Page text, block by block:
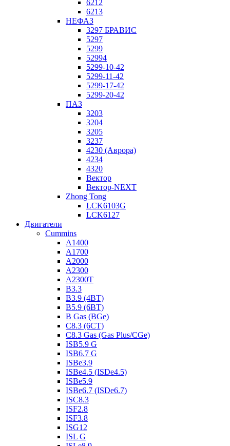
6212
6213
НЕФАЗ
3297 БРАВИС
5297
5299
52994
5299-10-42
5299-11-42
5299-17-42
5299-20-42
ПАЗ
3203
3204
3205
3237
4230 (Аврора)
4234
4320
Вектор
Вектор-NEXT
Zhong Tong
LCK6103G
LCK6127
Двигатели
Cummins
A1400
A1700
A2000
A2300
A2300T
B3.3
B3.9 (4BT)
B5.9 (6BT)
B Gas (BGe)
C8.3 (6CT)
C8.3 Gas (Gas Plus/CGe)
ISB5.9 G
ISB6.7 G
ISBe3.9
ISBe4.5 (ISDe4.5)
ISBe5.9
ISBe6.7 (ISDe6.7)
ISC8.3
ISF2.8
ISF3.8
ISG12
ISL G